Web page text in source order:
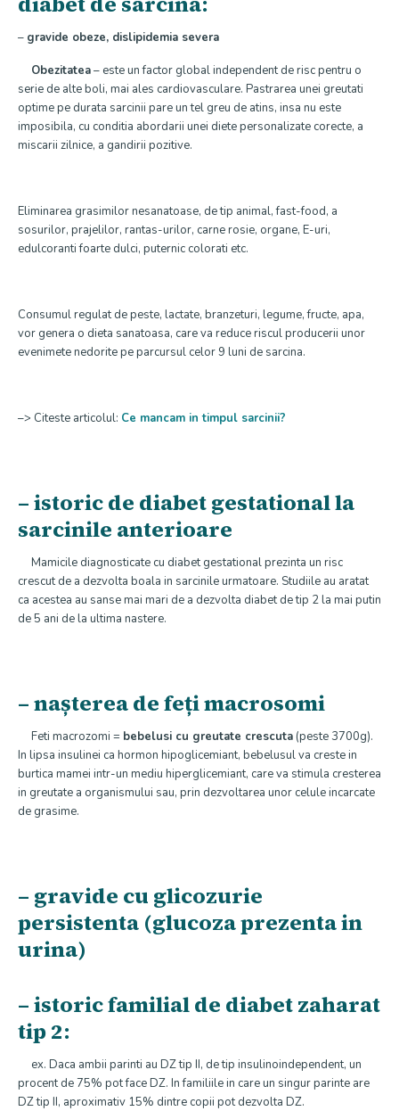
– gravide obeze, dislipidemia severa
Obezitatea– este un factor global independent de risc pentru o
serie de alte boli, mai ales cardiovasculare. Pastrarea unei greutati
optime pe durata sarcinii pare un tel greu de atins, insa nu este
imposibila, cu conditia abordarii unei diete personalizate corecte, a
miscarii zilnice, a gandirii pozitive.
Eliminarea grasimilor nesanatoase, de tip animal, fast-food, a
sosurilor, prajelilor, rantas-urilor, carne rosie, organe, E-uri,
edulcoranti foarte dulci, puternic colorati etc.
Consumul regulat de peste, lactate, branzeturi, legume, fructe, apa,
vor genera o dieta sanatoasa, care va reduce riscul producerii unor
evenimete nedorite pe parcursul celor 9 luni de sarcina.
–> Citeste articolul: Ce mancam in timpul sarcinii?
– istoric de diabet gestational la
sarcinile anterioare
Mamicile diagnosticate cu diabet gestational prezinta un risc
crescut de a dezvolta boala in sarcinile urmatoare. Studiile au aratat
ca acestea au sanse mai mari de a dezvolta diabet de tip 2 la mai putin
de 5 ani de la ultima nastere.
– nașterea de feți macrosomi
Feti macrozomi = bebelusi cu greutate crescuta (peste 3700g).
In lipsa insulinei ca hormon hipoglicemiant, bebelusul va creste in
burtica mamei intr-un mediu hiperglicemiant, care va stimula cresterea
in greutate a organismului sau, prin dezvoltarea unor celule incarcate
de grasime.
– gravide cu glicozurie
persistenta (glucoza prezenta in
urina)
– istoric familial de diabet zaharat
tip 2:
ex. Daca ambii parinti au DZ tip II, de tip insulinoindependent, un
procent de 75% pot face DZ. In familiile in care un singur parinte are
DZ tip II, aproximativ 15% dintre copii pot dezvolta DZ.